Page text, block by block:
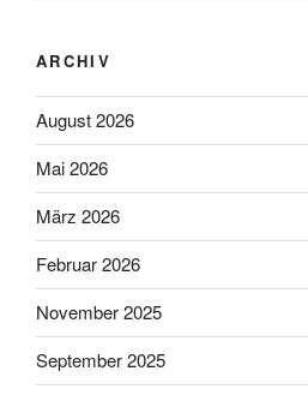
ARCHIV
August 2026
Mai 2026
März 2026
Februar 2026
November 2025
September 2025